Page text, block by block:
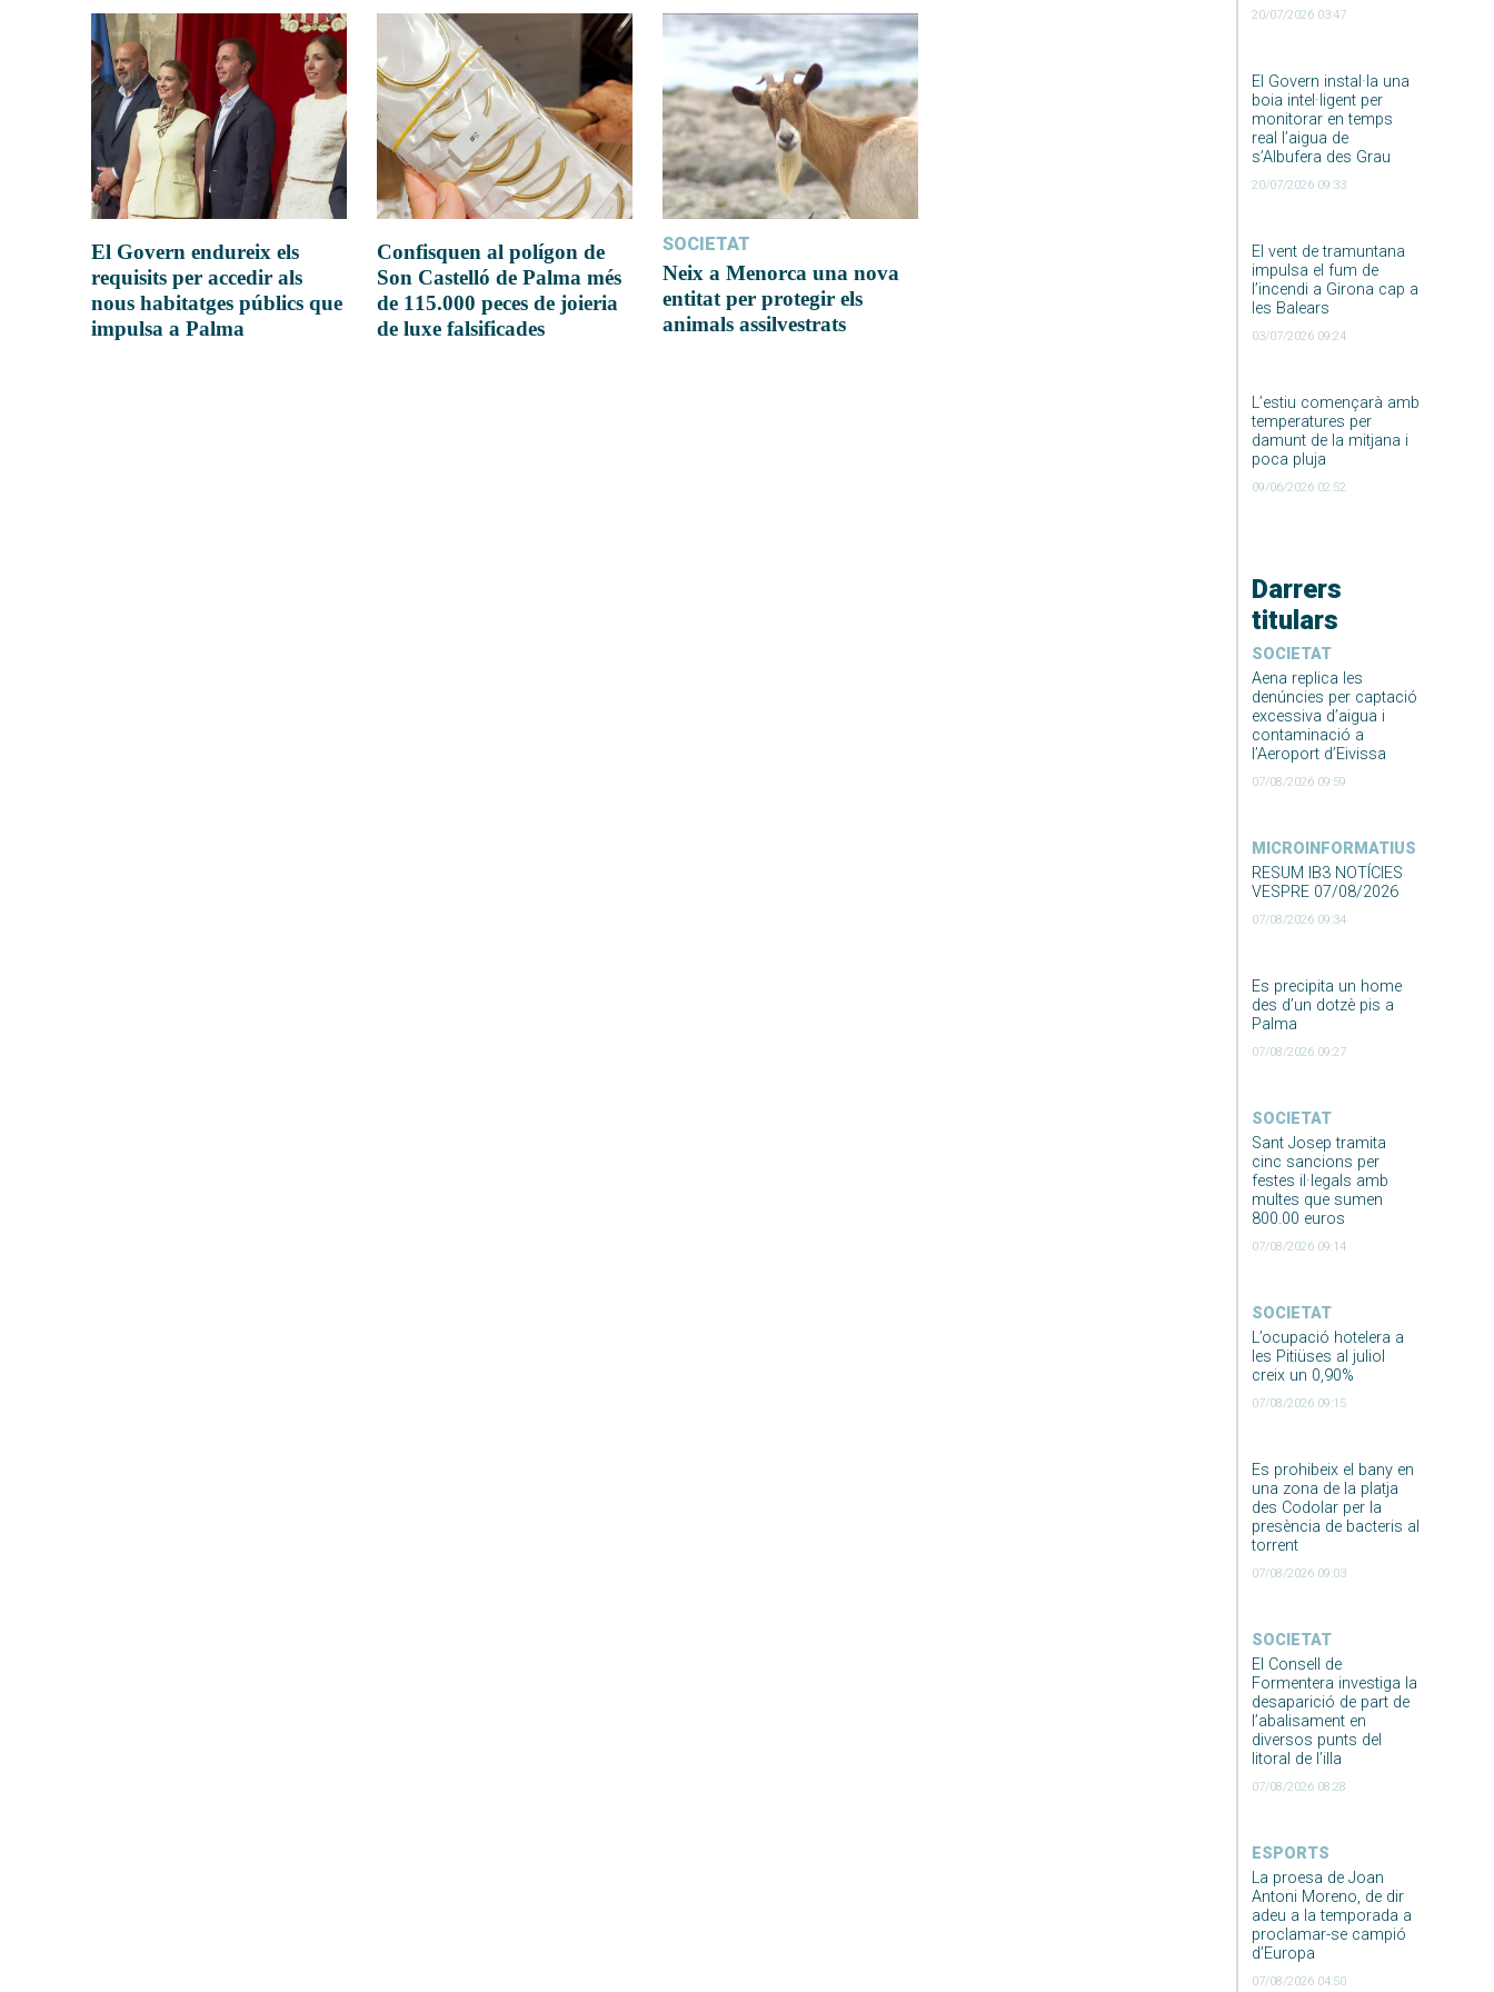
20/07/2026 03:47
El Govern instal·la una
boia intel·ligent per
monitorar en temps
real l’aigua de
s’Albufera des Grau
20/07/2026 09:33
El vent de tramuntana
impulsa el fum de
l’incendi a Girona cap a
les Balears
03/07/2026 09:24
L’estiu començarà amb
temperatures per
damunt de la mitjana i
poca pluja
09/06/2026 02:52
Darrers
titulars
SOCIETAT
Aena replica les
denúncies per captació
excessiva d’aigua i
contaminació a
l’Aeroport d’Eivissa
07/08/2026 09:59
MICROINFORMATIUS
RESUM IB3 NOTÍCIES
VESPRE 07/08/2026
07/08/2026 09:34
Es precipita un home
des d’un dotzè pis a
Palma
07/08/2026 09:27
SOCIETAT
Sant Josep tramita
cinc sancions per
festes il·legals amb
multes que sumen
800.00 euros
07/08/2026 09:14
SOCIETAT
L’ocupació hotelera a
les Pitiüses al juliol
creix un 0,90%
07/08/2026 09:15
Es prohibeix el bany en
una zona de la platja
des Codolar per la
presència de bacteris al
torrent
07/08/2026 09:03
SOCIETAT
El Consell de
Formentera investiga la
desaparició de part de
l’abalisament en
diversos punts del
litoral de l’illa
07/08/2026 08:28
ESPORTS
La proesa de Joan
Antoni Moreno, de dir
adeu a la temporada a
proclamar-se campió
d’Europa
07/08/2026 04:50
El Govern endureix els
requisits per accedir als
nous habitatges públics que
impulsa a Palma
Confisquen al polígon de
Son Castelló de Palma més
de 115.000 peces de joieria
de luxe falsificades
SOCIETAT
Neix a Menorca una nova
entitat per protegir els
animals assilvestrats